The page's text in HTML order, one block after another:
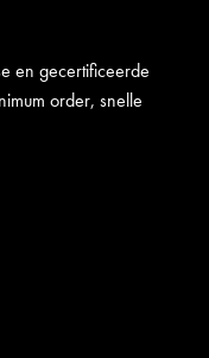
en gecertificeerde
order, snelle